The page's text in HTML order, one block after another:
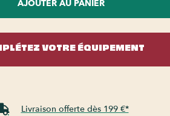
AJOUTER AU PANIER
VOTRE ÉQUIPEMENT
Livraison offerte dès 199 €*